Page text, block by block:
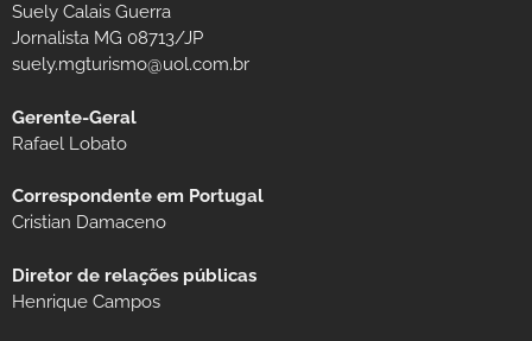
Suely Calais Guerra
Jornalista MG 08713/JP
suely.mgturismo@uol.com.br
Gerente-Geral
Rafael Lobato
Correspondente em Portugal
Cristian Damaceno
Diretor de relações públicas
Henrique Campos